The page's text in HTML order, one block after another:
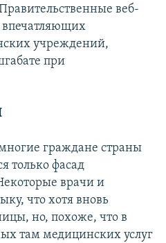
веб-
учреждений,
при
граждане страны
только фасад
врачи и
что хотя вновь
но, похоже, что в
там медицинских услуг